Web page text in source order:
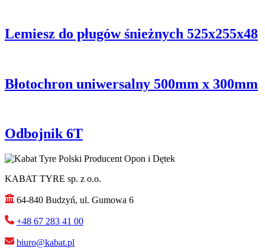
Lemiesz do pługów śnieżnych 525x255x48
Błotochron uniwersalny 500mm x 300mm
Odbojnik 6T
KABAT TYRE sp. z o.o.
64-840 Budzyń, ul. Gumowa 6
+48 67 283 41 00
biuro@kabat.pl